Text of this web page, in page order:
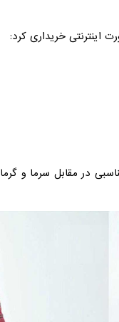
اینترنتی خریداری کرد:
در مقابل سرما و